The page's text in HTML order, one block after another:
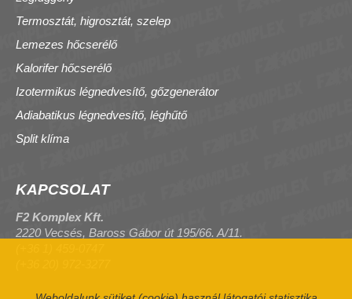
Termosztát, higrosztát, szelep
Lemezes hőcserélő
Kalorifer hőcserélő
Izotermikus légnedvesítő, gőzgenerátor
Adiabatikus légnedvesítő, léghűtő
Split klíma
KAPCSOLAT
F2 Komplex Kft.
2220 Vecsés, Baross Gábor út 195/66. A/11.